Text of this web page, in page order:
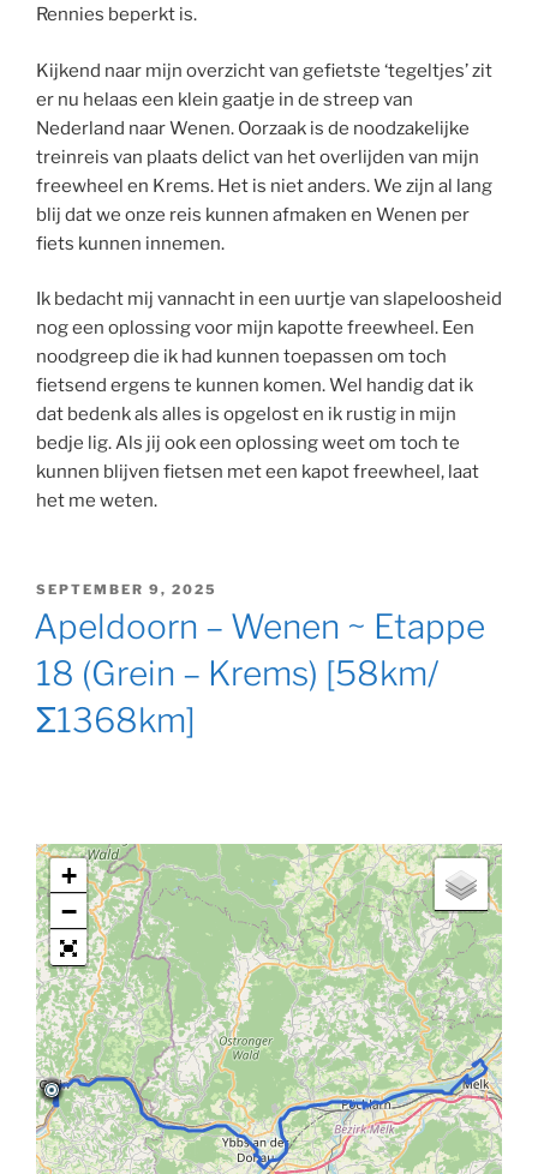
Rennies beperkt is.
Kijkend naar mijn overzicht van gefietste ‘tegeltjes’ zit
er nu helaas een klein gaatje in de streep van
Nederland naar Wenen. Oorzaak is de noodzakelijke
treinreis van plaats delict van het overlijden van mijn
freewheel en Krems. Het is niet anders. We zijn al lang
blij dat we onze reis kunnen afmaken en Wenen per
fiets kunnen innemen.
Ik bedacht mij vannacht in een uurtje van slapeloosheid
nog een oplossing voor mijn kapotte freewheel. Een
noodgreep die ik had kunnen toepassen om toch
fietsend ergens te kunnen komen. Wel handig dat ik
dat bedenk als alles is opgelost en ik rustig in mijn
bedje lig. Als jij ook een oplossing weet om toch te
kunnen blijven fietsen met een kapot freewheel, laat
het me weten.
GEPLAATST
SEPTEMBER 9, 2025
Apeldoorn – Wenen ~ Etappe
18 (Grein – Krems) [58km/
Σ1368km]
+
−